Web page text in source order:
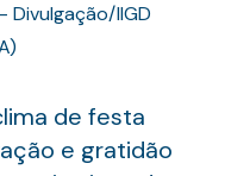
Divulgação/IIGD
de festa
e gratidão